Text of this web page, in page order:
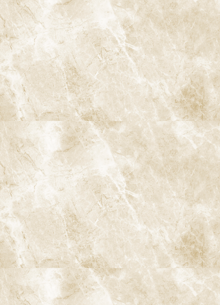
TEL：03-6915-1315
診療時間 月 火 水 木 金 土
日
9:00-13:00
● ▲ ● ● ● ●
★
14:00-18:00
● ▲ ● ● ● ● ★
★…ご予約状況により診療を行わせて頂きます。
※休診日：火曜（9月より月2回）・日曜・祝日
▲…2025年9月より第2火曜日、第4火曜日は診療日となりま
す。